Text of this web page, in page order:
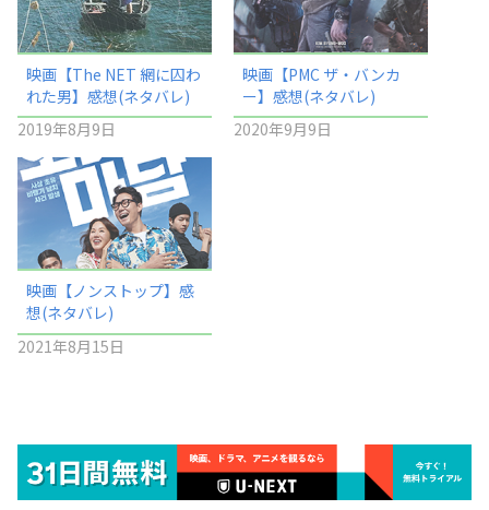
映画【The NET 網に囚わ
れた男】感想(ネタバレ)
2019年8月9日
映画【PMC ザ・バンカ
ー】感想(ネタバレ)
2020年9月9日
映画【ノンストップ】感
想(ネタバレ)
2021年8月15日